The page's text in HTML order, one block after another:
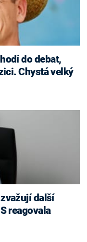
do debat,
Chystá velký
reagovala